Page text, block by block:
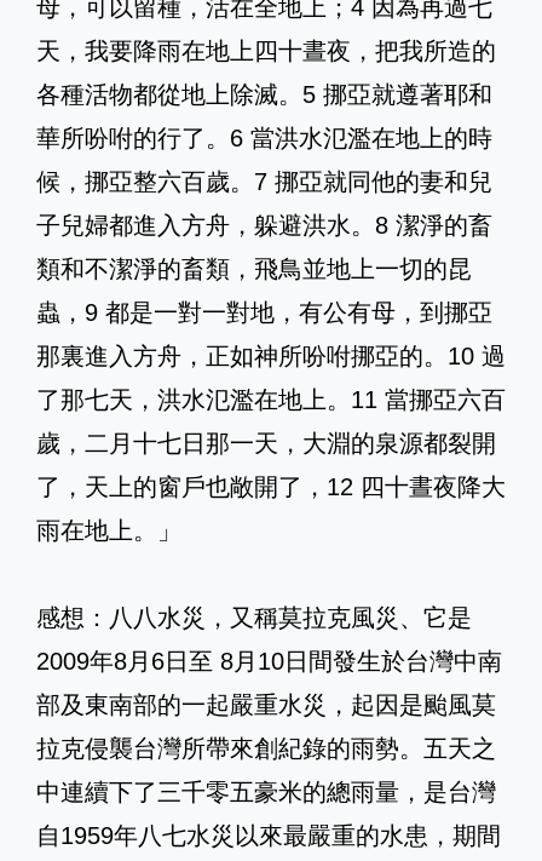
母，可以留種，活在全地上；4 因為再過七
天，我要降雨在地上四十晝夜，把我所造的
各種活物都從地上除滅。5 挪亞就遵著耶和
華所吩咐的行了。6 當洪水氾濫在地上的時
候，挪亞整六百歲。7 挪亞就同他的妻和兒
子兒婦都進入方舟，躲避洪水。8 潔淨的畜
類和不潔淨的畜類，飛鳥並地上一切的昆
蟲，9 都是一對一對地，有公有母，到挪亞
那裏進入方舟，正如神所吩咐挪亞的。10 過
了那七天，洪水氾濫在地上。11 當挪亞六百
歲，二月十七日那一天，大淵的泉源都裂開
了，天上的窗戶也敞開了，12 四十晝夜降大
雨在地上。」
感想：八八水災，又稱莫拉克風災、它是
2009年8月6日至 8月10日間發生於台灣中南
部及東南部的一起嚴重水災，起因是颱風莫
拉克侵襲台灣所帶來創紀錄的雨勢。五天之
中連續下了三千零五豪米的總雨量，是台灣
自1959年八七水災以來最嚴重的水患，期間